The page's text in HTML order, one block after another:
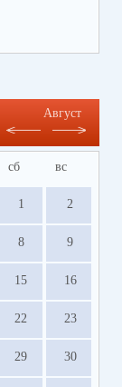
отдыха и
Август
сб вс
1 2
8 9
15 16
22 23
29 30